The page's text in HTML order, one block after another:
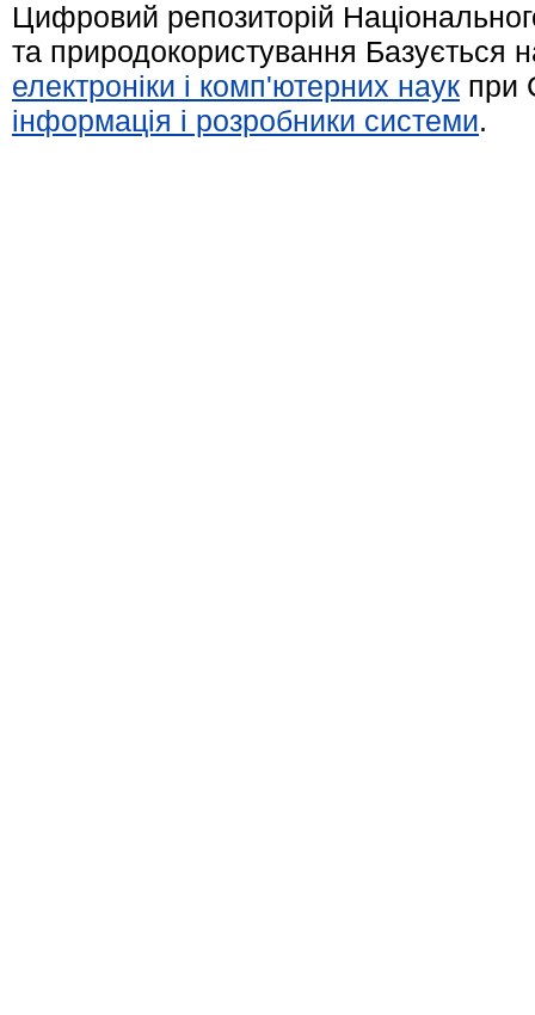
Цифровий репозиторій
та природокористування Базується
електроніки і комп'ютерних наук при
інформація і розробники системи.